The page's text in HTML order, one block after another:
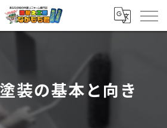
装の基本と向き